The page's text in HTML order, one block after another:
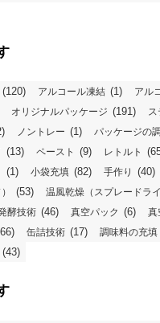
(120) アルコール凍結 (1) アル
オリジナルパッケージ (191) ス
ノントレー (1) パッケージの
(13) ペースト (9) レトルト
(1) 小袋充填 (82) 手作り (40)
(53) 温風乾燥（スプレードライ
酵技術 (46) 真空パック (6) 真
缶詰技術 (17) 調味料の充填
(43)